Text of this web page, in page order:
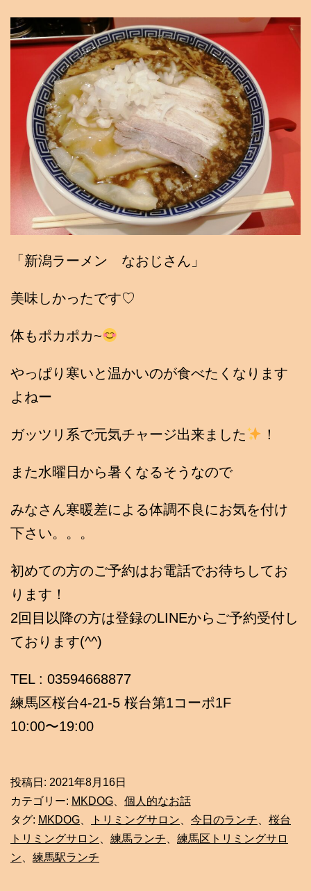
「新潟ラーメン なおじさん」
美味しかったです♡
体もポカポカ~
やっぱり寒いと温かいのが食べたくなります
よねー
ガッツリ系で元気チャージ出来ました ！
また水曜日から暑くなるそうなので
みなさん寒暖差による体調不良にお気を付け
下さい。。。
初めての方のご予約はお電話でお待ちしてお
ります！
2回目以降の方は登録のLINEからご予約受付し
ております(^^)
TEL : 03594668877
練馬区桜台4-21-5 桜台第1コーポ1F
10:00〜19:00
投稿日: 2021年8月16日
カテゴリー: MKDOG
個人的なお話
タグ: MKDOG トリミングサロン 今日のランチ
桜台
トリミングサロン
練馬ランチ
練馬区トリミングサロ
ン
練馬駅ランチ